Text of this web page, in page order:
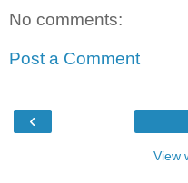
No comments:
Post a Comment
‹
View